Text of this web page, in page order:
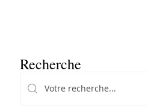
Recherche